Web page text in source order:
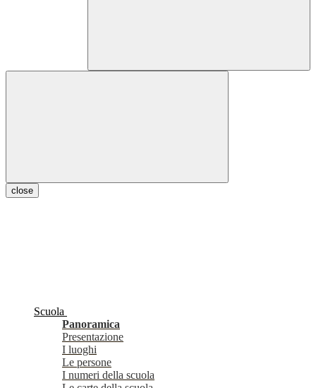
close
Scuola
Panoramica
Presentazione
I luoghi
Le persone
I numeri della scuola